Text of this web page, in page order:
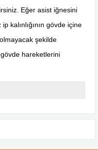
Eğer asist iğnesini
kalınlığının gövde içine
şekilde
hareketlerini